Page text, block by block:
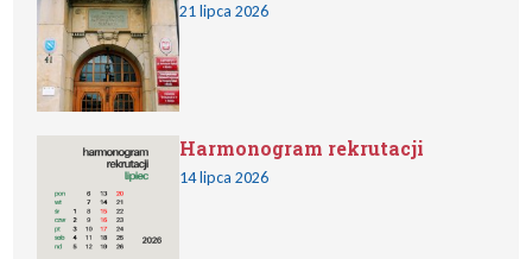
21 lipca 2026
Harmonogram rekrutacji
14 lipca 2026